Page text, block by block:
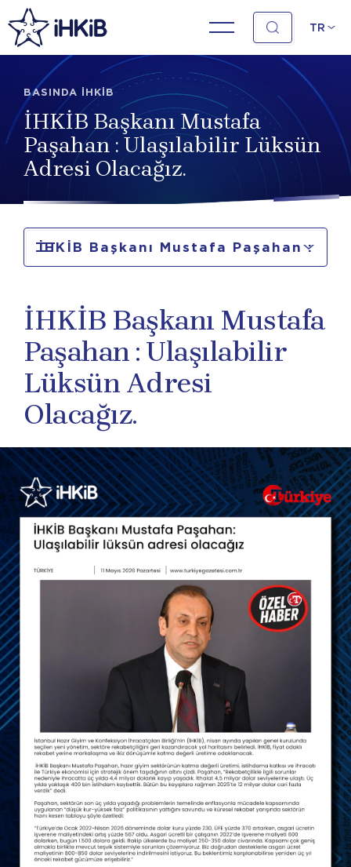
TR
BASINDA İHKİB
İHKİB Başkanı Mustafa
Paşahan : Ulaşılabilir Lüksün
Adresi Olacağız.
İHKİB Başkanı Mustafa Paşahan :
İHKİB Başkanı Mustafa
Paşahan : Ulaşılabilir
Lüksün Adresi
Olacağız.